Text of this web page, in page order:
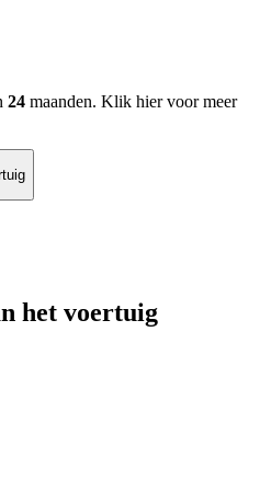
24 maanden. Klik hiervoor meer
het voertuig